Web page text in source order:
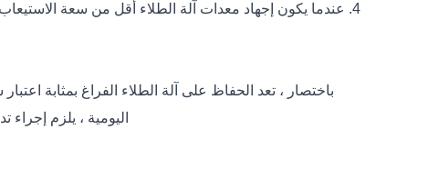
4. عندما يكون إجهاد معدات آلة الطلاء أقل من سعة
باختصار ، تعد الحفاظ على آلة الطلاء الفراغ بمثابة
اليومية ، يلزم